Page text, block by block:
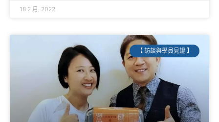
18 2 月, 2022
【 訪談與學員見證 】